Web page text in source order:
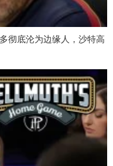
彻底沦为边缘人，沙特高